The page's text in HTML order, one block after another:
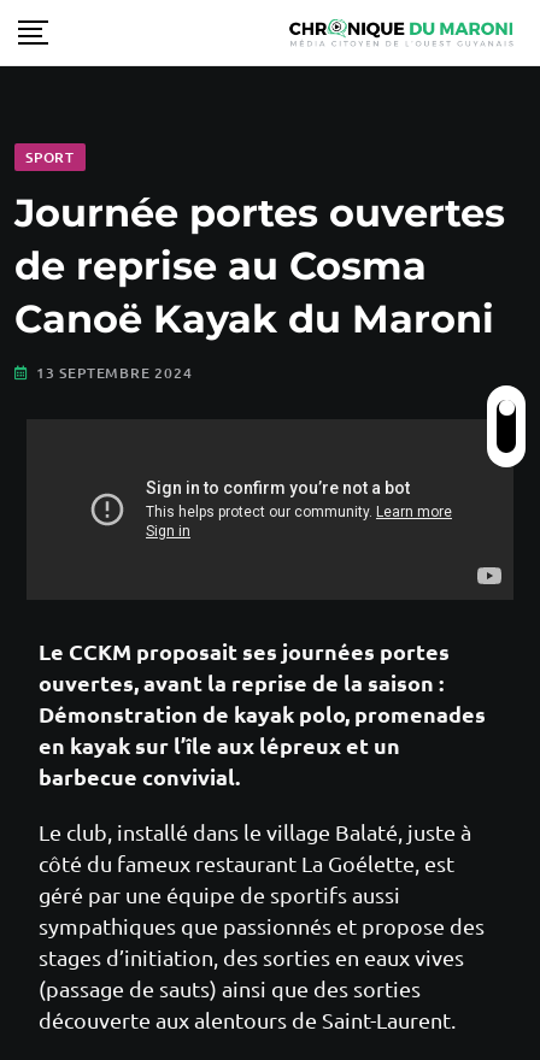
SPORT
Journée portes ouvertes
de reprise au Cosma
Canoë Kayak du Maroni
13 SEPTEMBRE 2024
Le CCKM proposait ses journées portes
ouvertes, avant la reprise de la saison :
Démonstration de kayak polo, promenades
en kayak sur l’île aux lépreux et un
barbecue convivial.
Le club, installé dans le village Balaté, juste à
côté du fameux restaurant La Goélette, est
géré par une équipe de sportifs aussi
sympathiques que passionnés et propose des
stages d’initiation, des sorties en eaux vives
(passage de sauts) ainsi que des sorties
découverte aux alentours de Saint-Laurent.